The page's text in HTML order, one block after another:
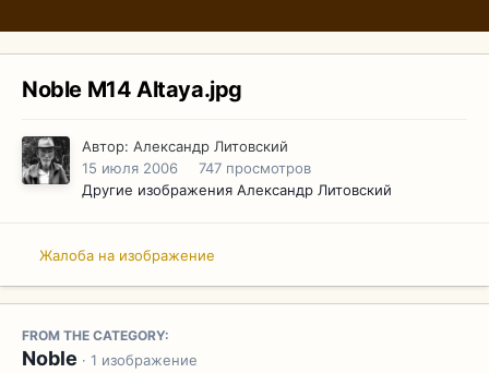
Noble M14 Altaya.jpg
Автор: Александр Литовский
15 июля 2006
747 просмотров
Другие изображения Александр Литовский
Жалоба на изображение
FROM THE CATEGORY:
Noble · 1 изображение